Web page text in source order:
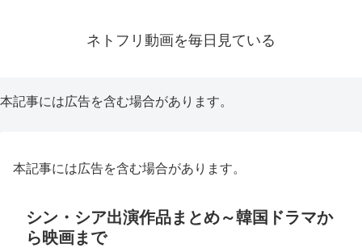
ネトフリ動画を毎日見ている
本記事には広告を含む場合があります。
本記事には広告を含む場合があります。
シン・シア出演作品まとめ～韓国ドラマか
ら映画まで